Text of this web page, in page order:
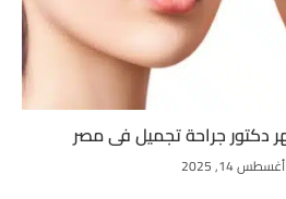
دكتور جراحة تجميل فى مصر
أغسطس 14, 2025